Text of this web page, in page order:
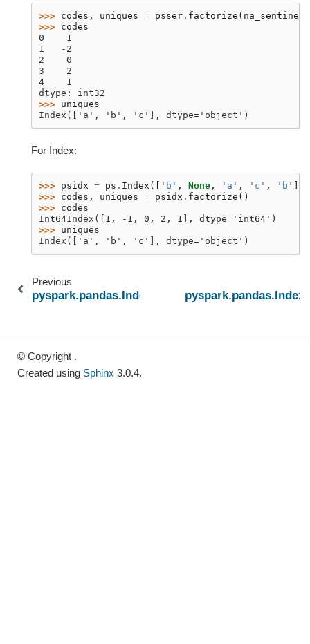
>>> codes , uniques = psser . factorize ( na_sentinel
>>> codes
0    1
1   -2
2    0
3    2
4    1
dtype: int32
>>> uniques
Index(['a', 'b', 'c'], dtype='object')
For Index:
>>> psidx = ps . Index ([ 'b' , None , 'a' , 'c' , 'b' ])
>>> codes , uniques = psidx . factorize ()
>>> codes
Int64Index([1, -1, 0, 2, 1], dtype='int64')
>>> uniques
Index(['a', 'b', 'c'], dtype='object')
Previous
pyspark.pandas.Index.equals
© Copyright .
Created using Sphinx 3.0.4.